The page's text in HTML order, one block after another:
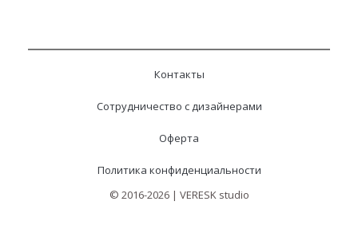
Контакты
Сотрудничество с дизайнерами
Оферта
Политика конфиденциальности
© 2016-2026 | VERESK studio